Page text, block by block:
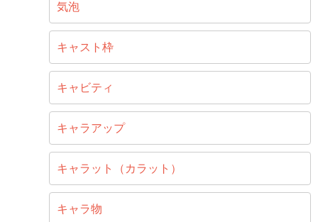
気泡
キャスト枠
キャビティ
キャラアップ
キャラット（カラット）
キャラ物